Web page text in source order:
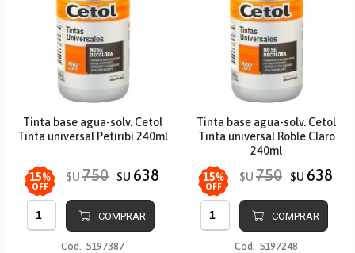
Tinta base agua-solv. Cetol
Tinta universal Petiribí 240ml
15%
OFF
$U 750 $U 638
COMPRAR
Cód. 5197387
Tinta base agua-solv. Cetol
Tinta universal Roble Claro
240ml
15%
OFF
$U 750 $U 638
COMPRAR
Cód. 5197248